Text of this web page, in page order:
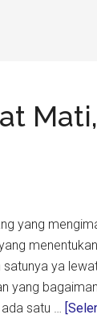
yang
ya
yang
satu …